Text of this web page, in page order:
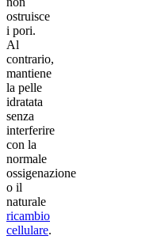
ostruisce
i pori.
Al
contrario,
mantiene
la pelle
idratata
senza
interferire
con la
normale
ossigenazione
o il
naturale
ricambio
cellulare.